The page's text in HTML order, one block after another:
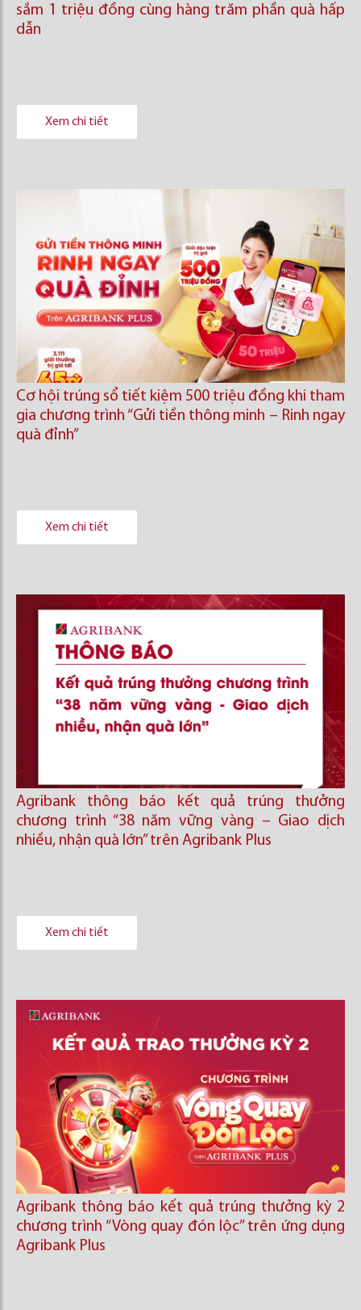
sắm 1 triệu đồng cùng hàng trăm phần quà hấp
dẫn
Xem chi tiết
Cơ hội trúng sổ tiết kiệm 500 triệu đồng khi tham
gia chương trình “Gửi tiền thông minh – Rinh ngay
quà đỉnh”
Xem chi tiết
Agribank thông báo kết quả trúng thưởng
chương trình “38 năm vững vàng – Giao dịch
nhiều, nhận quà lớn” trên Agribank Plus
Xem chi tiết
Agribank thông báo kết quả trúng thưởng kỳ 2
chương trình “Vòng quay đón lộc’’ trên ứng dụng
Agribank Plus